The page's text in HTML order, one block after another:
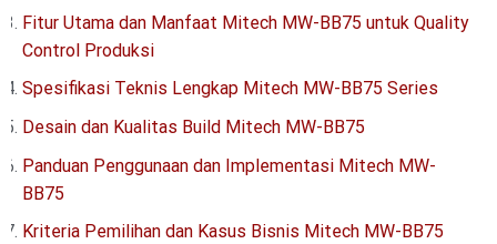
Fitur Utama dan Manfaat Mitech MW-BB75 untuk Quality
Control Produksi
Spesifikasi Teknis Lengkap Mitech MW-BB75 Series
Desain dan Kualitas Build Mitech MW-BB75
Panduan Penggunaan dan Implementasi Mitech MW-
BB75
Kriteria Pemilihan dan Kasus Bisnis Mitech MW-BB75